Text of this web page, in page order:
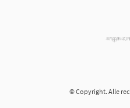
© Copyright. Alle